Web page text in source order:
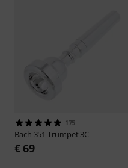
175
Bach 351 Trumpet 3C
€ 69